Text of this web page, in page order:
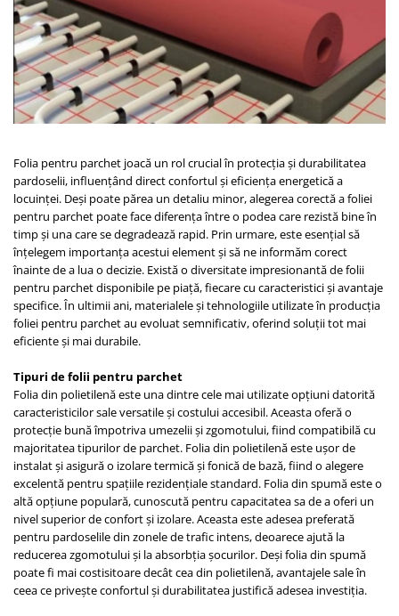
River 12 mm
Timeless 12mm
Woodstock 8mm
Woodstock PRO 8mm
Woodstock XL 10mm
Woodstock XL 8mm
Finsa - Laminat
Finfloor 12mm
Finfloor XL 10mm
Style 8mm
Supreme 8mm
Kaindl - Laminat
Kronotex - Laminat
Advanced 8 mm
Amazone 10 mm
Evolution 12 mm
Exquisit 8 mm
Herringbone 8 mm
Mammut 12 mm
Progress 10 mm
Robusto 12 mm
Folia pentru parchet joacă un rol crucial în protecția și durabilitatea
pardoselii, influențând direct confortul și eficiența energetică a
locuinței. Deși poate părea un detaliu minor, alegerea corectă a foliei
pentru parchet poate face diferența între o podea care rezistă bine în
timp și una care se degradează rapid. Prin urmare, este esențial să
înțelegem importanța acestui element și să ne informăm corect
înainte de a lua o decizie. Există o diversitate impresionantă de folii
pentru parchet disponibile pe piață, fiecare cu caracteristici și avantaje
specifice. În ultimii ani, materialele și tehnologiile utilizate în producția
foliei pentru parchet au evoluat semnificativ, oferind soluții tot mai
eficiente și mai durabile.
Tipuri de folii pentru parchet
Folia din polietilenă este una dintre cele mai utilizate opțiuni datorită
caracteristicilor sale versatile și costului accesibil. Aceasta oferă o
protecție bună împotriva umezelii și zgomotului, fiind compatibilă cu
majoritatea tipurilor de parchet. Folia din polietilenă este ușor de
instalat și asigură o izolare termică și fonică de bază, fiind o alegere
excelentă pentru spațiile rezidențiale standard. Folia din spumă este o
altă opțiune populară, cunoscută pentru capacitatea sa de a oferi un
nivel superior de confort și izolare. Aceasta este adesea preferată
pentru pardoselile din zonele de trafic intens, deoarece ajută la
reducerea zgomotului și la absorbția șocurilor. Deși folia din spumă
poate fi mai costisitoare decât cea din polietilenă, avantajele sale în
ceea ce privește confortul și durabilitatea justifică adesea investiția.